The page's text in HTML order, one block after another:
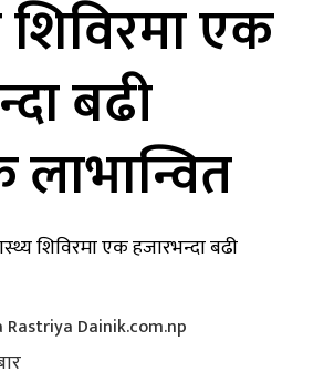
शिविरमा एक
बढी
लाभान्वित
शिविरमा एक हजारभन्दा बढी
Rastriya Dainik.com.np